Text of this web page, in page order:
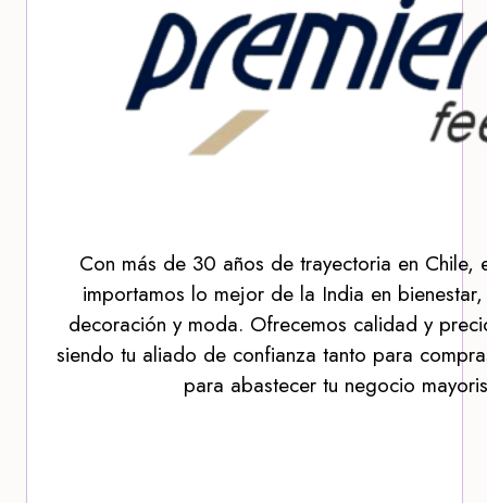
Con más de 30 años de trayectoria en Chile,
importamos lo mejor de la India en
decoración y moda. Ofrecemos calidad y
siendo tu aliado de confianza tanto para
para abastecer tu negocio